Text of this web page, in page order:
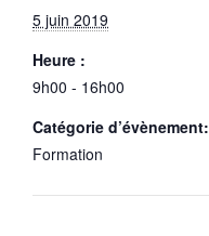
5 juin 2019
Heure :
9h00 - 16h00
Catégorie d’évènement:
Formation